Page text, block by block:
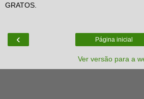
GRATOS.
‹ Página inicial
Ver versão para a